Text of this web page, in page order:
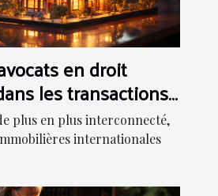
en droit
les transactions
plus en plus interconnecté,
internationales